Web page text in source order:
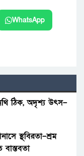
WhatsApp
ঠিক, অদৃশ্য উৎস–
স্থবিরতা–শ্রম
বাস্তবতা